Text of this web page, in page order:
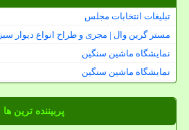
تبلیغات انتخابات مجلس
مستر گرین وال | مجری و طراح انواع دیوار سبز
نمایشگاه ماشین سنگین
نمایشگاه ماشین سنگین
پربیننده ترین ها